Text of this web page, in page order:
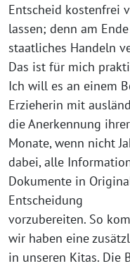
Entscheid kostenfrei
lassen; denn am
staatliches Handeln
Das ist für mich
Ich will es an einem
Erzieherin mit
die Anerkennung
Monate, wenn nicht
dabei, alle
Dokumente in
Entscheidung
vorzubereiten. So
wir haben eine
in unseren Kitas. Die